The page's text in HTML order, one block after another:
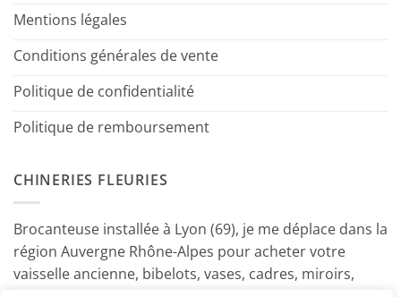
Mentions légales
Conditions générales de vente
Politique de confidentialité
Politique de remboursement
CHINERIES FLEURIES
Brocanteuse installée à Lyon (69), je me déplace dans la
région Auvergne Rhône-Alpes pour acheter votre
vaisselle ancienne, bibelots, vases, cadres, miroirs,